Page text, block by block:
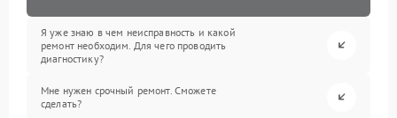
Я уже знаю в чем неисправность и какой
ремонт необходим. Для чего проводить
диагностику?
Мне нужен срочный ремонт. Сможете
сделать?